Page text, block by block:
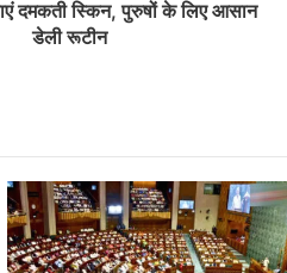
दमकती स्किन, पुरुषों के लिए आसान
डेली रूटीन